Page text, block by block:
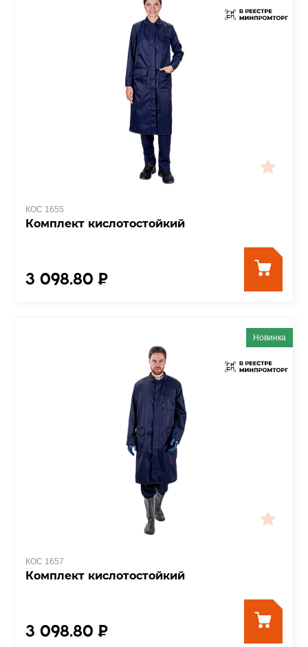
КОС 1655
Комплект кислотостойкий
3 098.80 ₽
Новинка
КОС 1657
Комплект кислотостойкий
3 098.80 ₽